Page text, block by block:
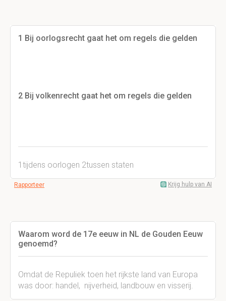
1 Bij oorlogsrecht gaat het om regels die gelden
2 Bij volkenrecht gaat het om regels die gelden
1tijdens oorlogen 2tussen staten
Rapporteer Krijg hulp van AI
Waarom word de 17e eeuw in NL de Gouden Eeuw
genoemd?
Omdat de Repuliek toen het rijkste land van Europa
was door: handel, nijverheid, landbouw en visserij.